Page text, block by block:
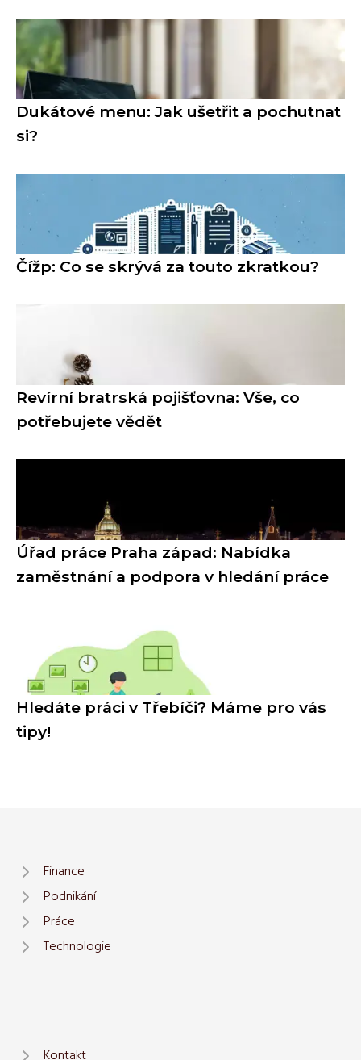
Dukátové menu: Jak ušetřit a pochutnat
si?
Čížp: Co se skrývá za touto zkratkou?
Revírní bratrská pojišťovna: Vše, co
potřebujete vědět
Úřad práce Praha západ: Nabídka
zaměstnání a podpora v hledání práce
Hledáte práci v Třebíči? Máme pro vás
tipy!
Finance
Podnikání
Práce
Technologie
Kontakt